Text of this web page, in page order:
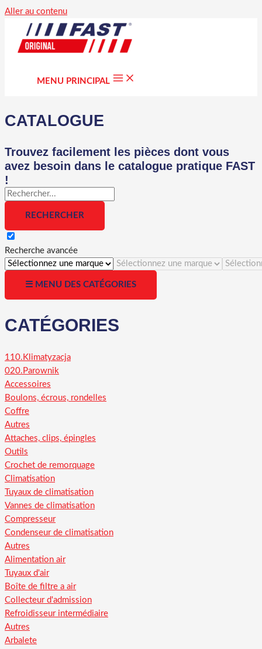
Aller au contenu
MENU PRINCIPAL
CATALOGUE
Trouvez facilement les pièces dont vous
avez besoin dans le catalogue pratique FAST
!
Recherche avancée
☰ MENU DES CATÉGORIES
CATÉGORIES
110.Klimatyzacja
020.Parownik
Accessoires
Boulons, écrous, rondelles
Coffre
Autres
Attaches, clips, épingles
Outils
Crochet de remorquage
Climatisation
Tuyaux de climatisation
Vannes de climatisation
Compresseur
Condenseur de climatisation
Autres
Alimentation air
Tuyaux d'air
Boîte de filtre a air
Collecteur d'admission
Refroidisseur intermédiaire
Autres
Arbalete